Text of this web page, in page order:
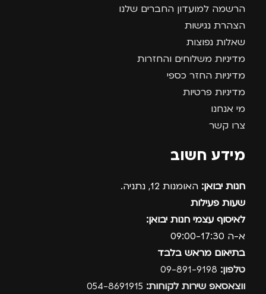
הרשמה למועדון החברים שלנו
הצהרת נגישות
שאלות נפוצות
מדיניות משלוחים והחזרות
מדיניות החזר כספי
מדיניות פרטיות
מי אנחנו
צרו קשר
מידע חשוב
חנות יבואן: האומנות 12, נתניה.
שעות פעילות
לאיסוף עצמי חנות יבואן:
א-ה 09:00-17:30
בתיאום מראש בלבד
טלפון:
ווצאסאפ שירות לקוחות: